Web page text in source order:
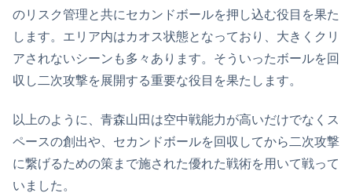
のリスク管理と共にセカンドボールを押し込む役目を果た
します。エリア内はカオス状態となっており、大きくクリ
アされないシーンも多々あります。そういったボールを回
収し二次攻撃を展開する重要な役目を果たします。
以上のように、青森山田は空中戦能力が高いだけでなくス
ペースの創出や、セカンドボールを回収してから二次攻撃
に繋げるための策まで施された優れた戦術を用いて戦って
いました。